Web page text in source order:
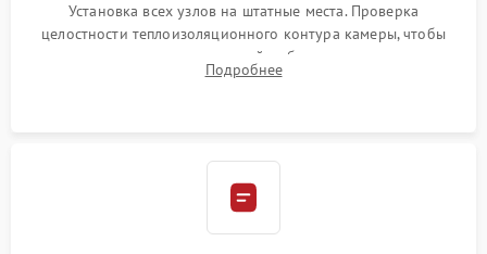
Установка всех узлов на штатные места. Проверка
целостности теплоизоляционного контура камеры, чтобы
исключить перегрев кухонной мебели и потерю тепла.
Надежная фиксация клемм и сборка корпуса шкафа.
Подробнее